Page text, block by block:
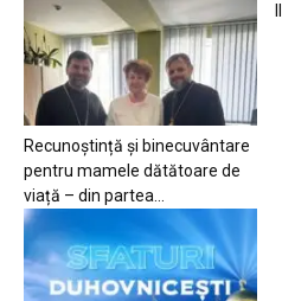
Recunoștință și binecuvântare
pentru mamele dătătoare de
viață – din partea...